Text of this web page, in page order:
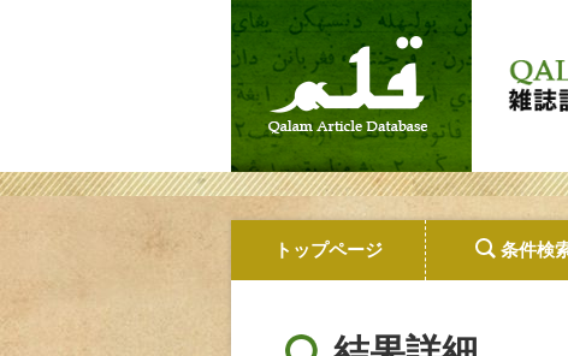
トップページ 条件検